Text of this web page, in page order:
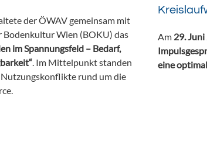
der ÖWAV gemeinsam mit
Wien (BOKU) das
im Spannungsfeld – Bedarf,
. Im Mittelpunkt standen
rund um die
Am 29.
eine